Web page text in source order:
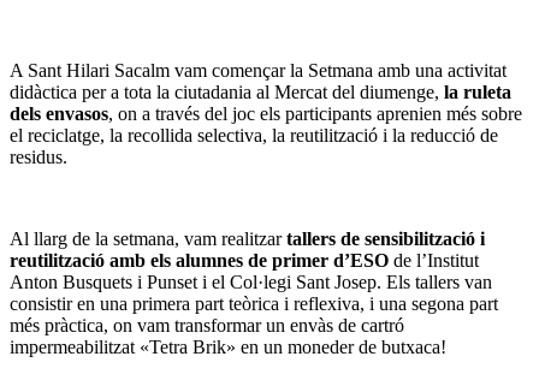
A Sant Hilari Sacalm vam començar la Setmana amb una activitat
didàctica per a tota la ciutadania al Mercat del diumenge, la ruleta
dels envasos, on a través del joc els participants aprenien més sobre
el reciclatge, la recollida selectiva, la reutilització i la reducció de
residus.
Al llarg de la setmana, vam realitzartallers de sensibilització i
reutilització amb els alumnes de primer d’ESO de l’Institut
Anton Busquets i Punset i el Col·legi Sant Josep. Els tallers van
consistir en una primera part teòrica i reflexiva, i una segona part
més pràctica, on vam transformar un envàs de cartró
impermeabilitzat «Tetra Brik» en un moneder de butxaca!